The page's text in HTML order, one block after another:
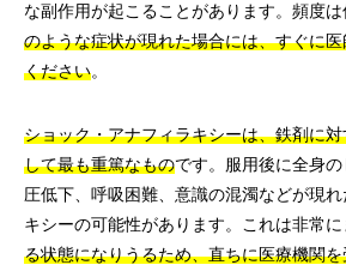
な副作用が起こることがあります。頻度は
のような症状が現れた場合には、すぐに
ください。
ショック・アナフィラキシーは、鉄剤に
して最も重篤なものです。服用後に全身
圧低下、呼吸困難、意識の混濁などが現
キシーの可能性があります。これは非常に
る状態になりうるため、直ちに医療機関を